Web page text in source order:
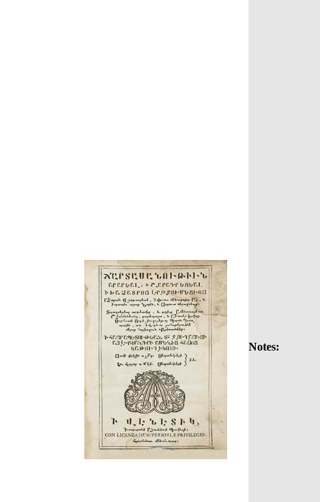
Notes: